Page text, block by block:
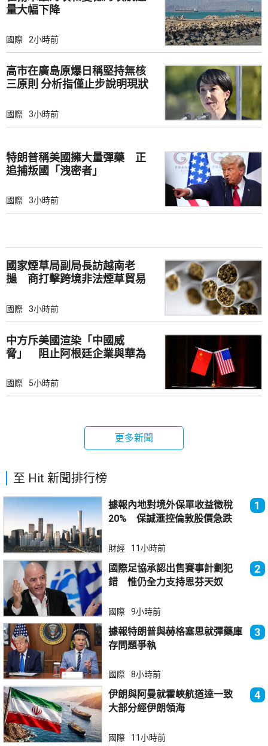
量大幅下降
國際 2小時前
高市在廣島原爆日稱堅持無核
三原則 分析指僅止步說明現狀
國際 3小時前
特朗普稱美國擁大量彈藥 正
追捕叛國「洩密者」
國際 3小時前
國家煙草局副局長訪越南老
撾 商打擊跨境非法煙草貿易
國際 3小時前
中方斥美國渲染「中國威
脅」 阻止阿根廷企業與華為
國際 5小時前
更多新聞
至 Hit 新聞排行榜
據報內地對境外保單收益徵稅
20% 保誠滙控倫敦股價急跌
1
財經 11小時前
國際足協承認出售賽事計劃犯
錯 惟仍全力支持恩芬天奴
2
國際 9小時前
據報特朗普與赫格塞思就彈藥庫
存問題爭執
3
國際 8小時前
伊朗與阿曼就霍峽航道達一致
大部分經伊朗領海
4
國際 11小時前